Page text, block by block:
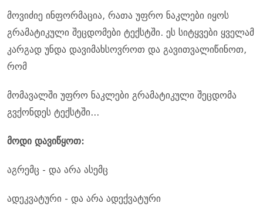
მოვიძიე ინფორმაცია, რათა უფრო ნაკლები იყოს
გრამატიკული შეცდომები ტექსტში. ეს სიტყვები ყველამ
კარგად უნდა დავიმახსოვროთ და გავითვალიწინოთ,
რომ
მომავალში უფრო ნაკლები გრამატიკული შეცდომა
გვქონდეს ტექსტში...
მოდი დავიწყოთ:
აგრემც - და არა ასემც
ადეკვატური - და არა ადექვატური